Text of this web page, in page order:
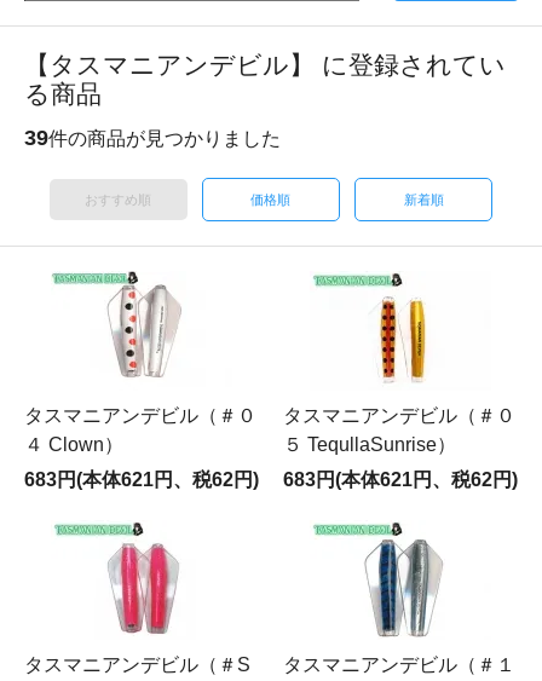
【タスマニアンデビル】 に登録されてい
る商品
39件の商品が見つかりました
おすすめ順 価格順 新着順
タスマニアンデビル（＃０
４ Clown）
683円(本体621円、税62円)
タスマニアンデビル（＃０
５ TequllaSunrise）
683円(本体621円、税62円)
タスマニアンデビル（＃S
タスマニアンデビル（＃１